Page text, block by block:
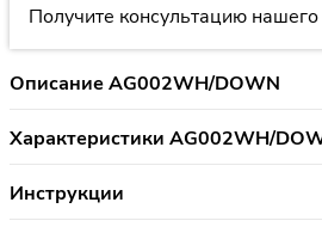
Получите консультацию
Описание AG002WH/DOWN
Характеристики AG002WH/
Инструкции